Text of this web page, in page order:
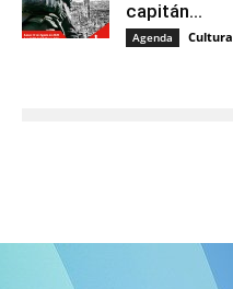
capitán...
Agenda Cultura